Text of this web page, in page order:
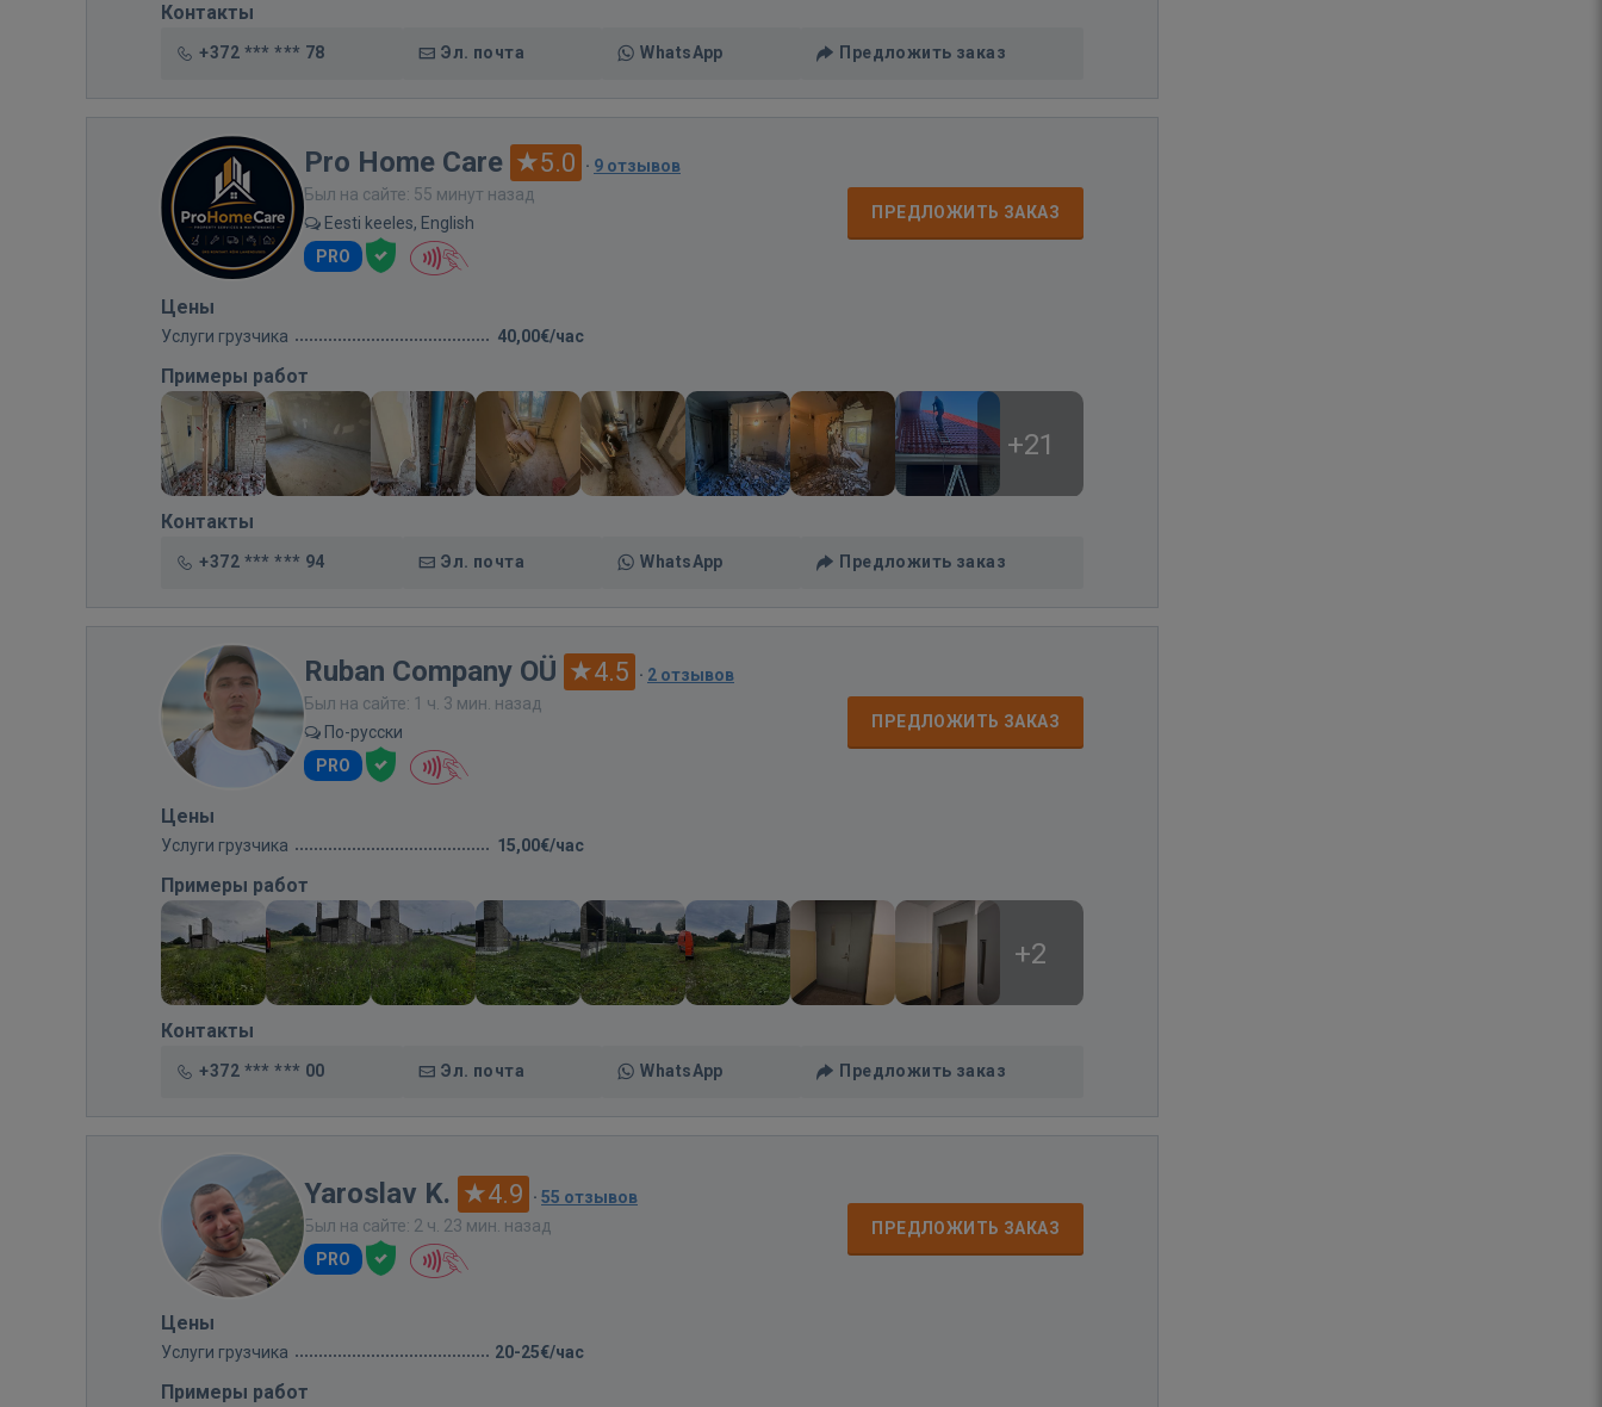
Контакты
+372 *** *** 78 Эл. почта WhatsApp Предложить заказ
Pro Home Care 5.0 · 9 отзывов
Был на сайте: 55 минут назад
Eesti keeles, English
PRO
ПРЕДЛОЖИТЬ ЗАКАЗ
Цены
Услуги грузчика 40,00€/час
Примеры работ
+21
Контакты
+372 *** *** 94 Эл. почта WhatsApp Предложить заказ
Ruban Company OÜ 4.5 · 2 отзывов
Был на сайте: 1 ч. 3 мин. назад
По-русски
PRO
ПРЕДЛОЖИТЬ ЗАКАЗ
Цены
Услуги грузчика 15,00€/час
Примеры работ
+2
Контакты
+372 *** *** 00 Эл. почта WhatsApp Предложить заказ
Yaroslav K. 4.9 · 55 отзывов
Был на сайте: 2 ч. 23 мин. назад
PRO
ПРЕДЛОЖИТЬ ЗАКАЗ
Цены
Услуги грузчика 20-25€/час
Примеры работ